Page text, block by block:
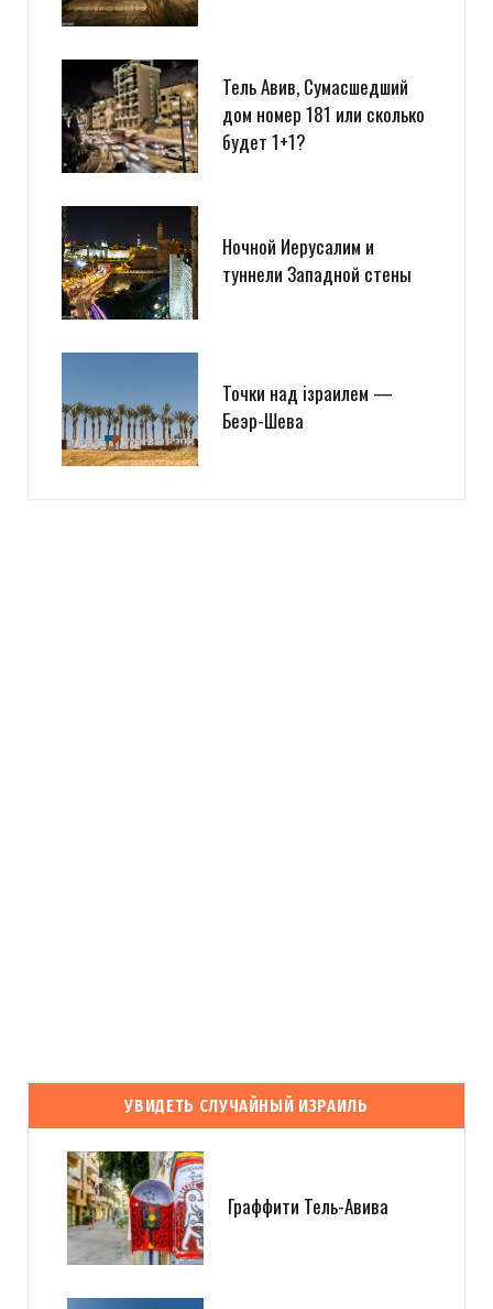
Тель Авив, Сумасшедший
дом номер 181 или сколько
будет 1+1?
Ночной Иерусалим и
туннели Западной стены
Точки над iзраилем —
Беэр-Шева
УВИДЕТЬ СЛУЧАЙНЫЙ ИЗРАИЛЬ
Граффити Тель-Авива